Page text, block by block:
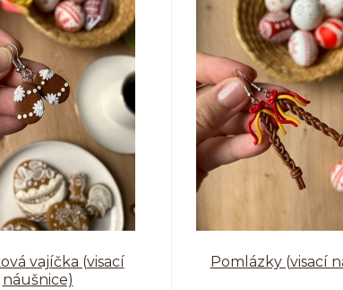
vajíčka (visací
náušnice)
Pomlázky (visací